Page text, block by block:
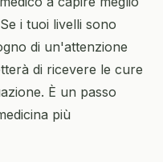
i tuoi livelli sono
di un'attenzione
di ricevere le cure
È un passo
più